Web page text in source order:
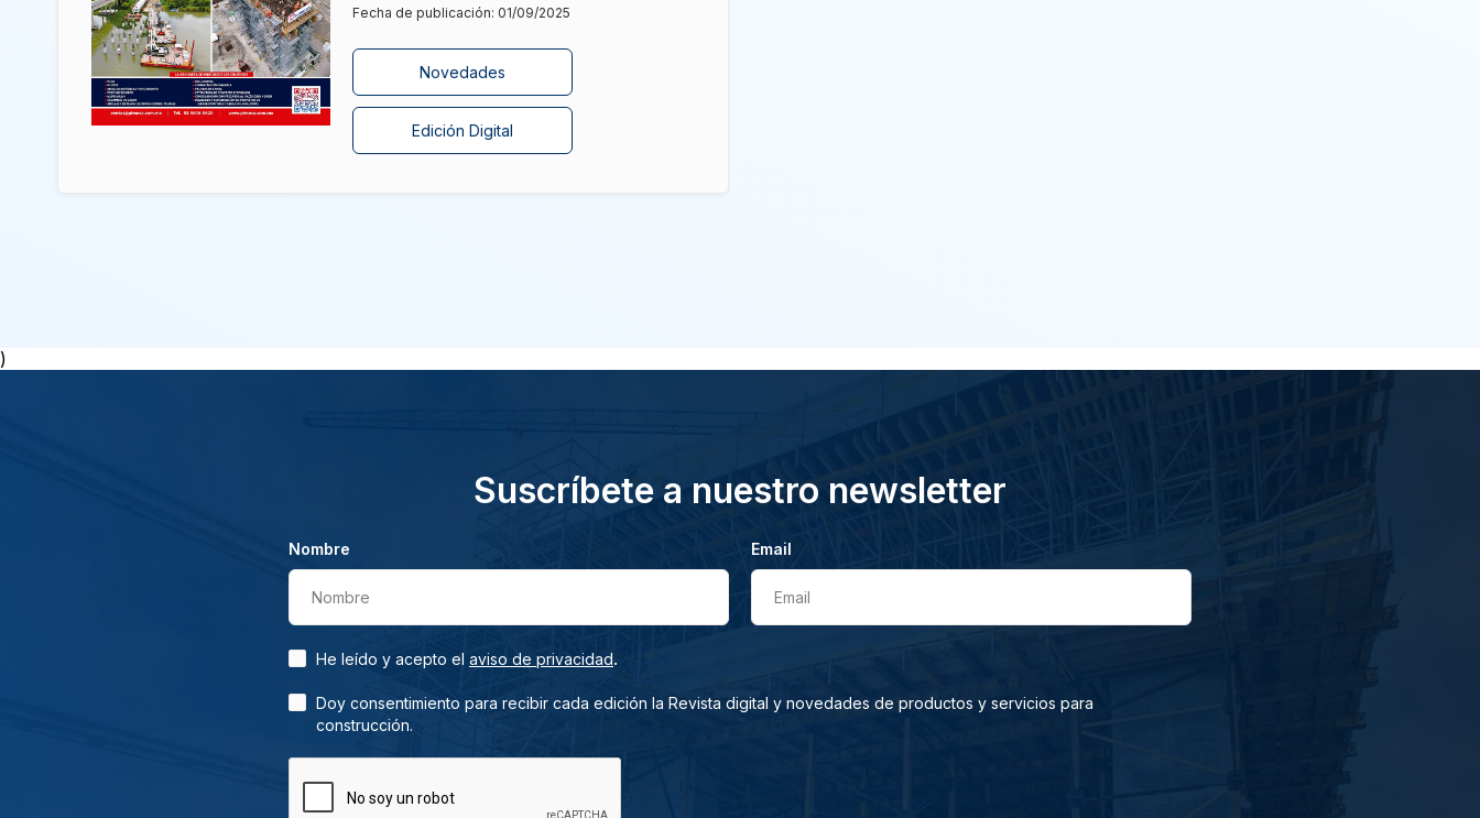
Fecha de publicación: 01/09/2025
Novedades
Edición Digital
)
Suscríbete a nuestro newsletter
Nombre
Nombre
Email
Email
He leído y acepto el aviso de privacidad.
Doy consentimiento para recibir cada edición la Revista digital y novedades de productos y servicios para
construcción.